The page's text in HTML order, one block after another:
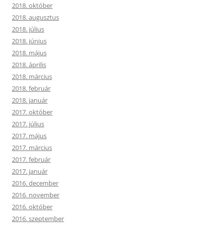
2018. október
2018. augusztus
2018. július
2018. június
2018. május
2018. április
2018. március
2018. február
2018. január
2017. október
2017. július
2017. május
2017. március
2017. február
2017. január
2016. december
2016. november
2016. október
2016. szeptember